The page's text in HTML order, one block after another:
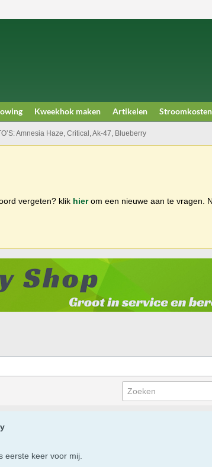
Kweekhok maken Artikelen Stroomkosten
Amnesia Haze, Critical, Ak-47, Blueberry
vergeten? klik hierom een nieuwe aan te vragen.
eerste keer voor mij.